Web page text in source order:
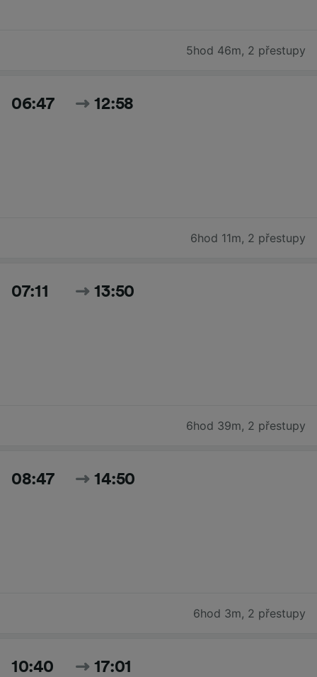
5hod 46m, 2 přestupy
06:47 12:58
6hod 11m, 2 přestupy
07:11 13:50
6hod 39m, 2 přestupy
08:47 14:50
6hod 3m, 2 přestupy
10:40 17:01